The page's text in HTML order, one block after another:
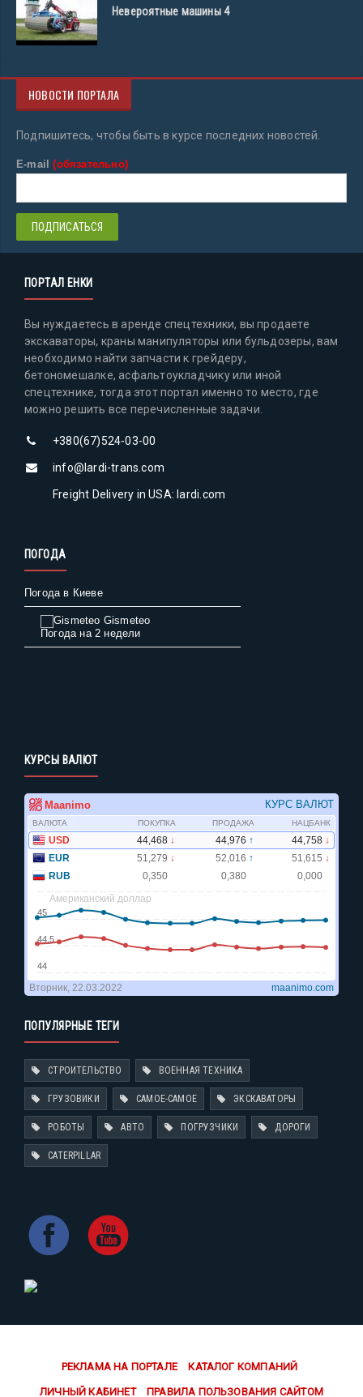
Невероятные машины 4
НОВОСТИ ПОРТАЛА
Подпишитесь, чтобы быть в курсе последних новостей.
E-mail(обязательно)
ПОРТАЛ ЕНКИ
Вы нуждаетесь в аренде спецтехники, вы продаете
экскаваторы, краны манипуляторы или бульдозеры, вам
необходимо найти запчасти к грейдеру,
бетономешалке, асфальтоукладчику или иной
спецтехнике, тогда этот портал именно то место, где
можно решить все перечисленные задачи.
+380(67)524-03-00
info@lardi-trans.com
Freight Delivery in USA: lardi.com
ПОГОДА
Погода в Киеве
Gismeteo
Погода на 2 недели
КУРСЫ ВАЛЮТ
ПОПУЛЯРНЫЕ ТЕГИ
СТРОИТЕЛЬСТВО ВОЕННАЯ ТЕХНИКА
ГРУЗОВИКИ САМОЕ-САМОЕ ЭКСКАВАТОРЫ
РОБОТЫ АВТО ПОГРУЗЧИКИ ДОРОГИ
CATERPILLAR
РЕКЛАМА НА ПОРТАЛЕ КАТАЛОГ КОМПАНИЙ
ЛИЧНЫЙ КАБИНЕТ ПРАВИЛА ПОЛЬЗОВАНИЯ САЙТОМ